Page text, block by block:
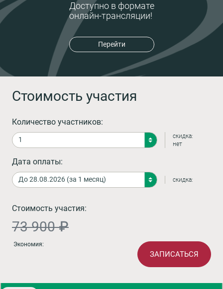
Доступно в формате
онлайн-трансляции!
Перейти
Стоимость участия
Количество участников:
скидка:
нет
Дата оплаты:
скидка:
Стоимость участия:
73 900 ₽
Экономия:
ЗАПИСАТЬСЯ